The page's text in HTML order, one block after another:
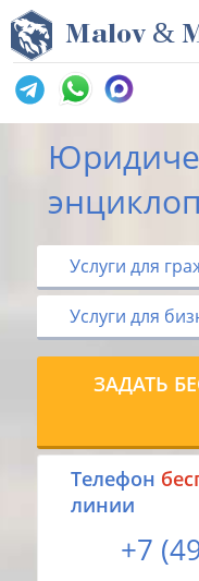
Malov &
Услуги для
Услуги для
ЗАДАТЬ
Tелефон
линии
+7